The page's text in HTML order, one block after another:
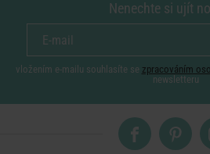
Nenechte si ujít
vložením e-mailu souhlasíte se zpracováním
newsletteru